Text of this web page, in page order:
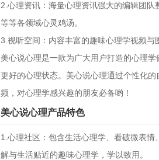
2.心理资讯：海量心理资讯强大的编辑团
等等各领域心灵鸡汤。
3.视听空间：内容丰富的趣味心理学视频与
美心说心理是一款为广大用户打造的心理
更好的心理状态。美心说心理通过个性化
频，对心理学感兴趣的朋友必备哟！
美心说心理产品特色
1.心理社区：包含生活心理学、看破微表
解与生活贴近的趣味心理学，学以致用。